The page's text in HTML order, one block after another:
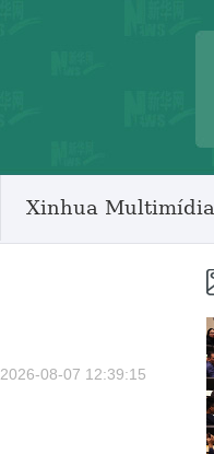
Xinhua Multimídia
2026-08-07 12:39:15